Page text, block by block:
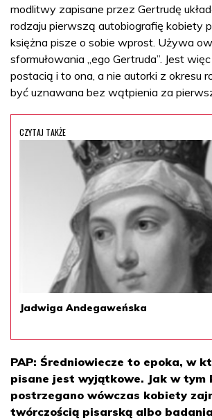
modlitwy zapisane przez Gertrudę
rodzaju pierwszą autobiografię kobiety
księżna pisze o sobie wprost. Używa
sformułowania „ego Gertruda”. Jest
postacią i to ona, a nie autorki z okresu
być uznawana bez wątpienia za
CZYTAJ TAKŻE
Jadwiga Andegaweńska
PAP: Średniowiecze to epoka, w
pisane jest wyjątkowe. Jak w tym
postrzegano wówczas kobiety
twórczością pisarską albo